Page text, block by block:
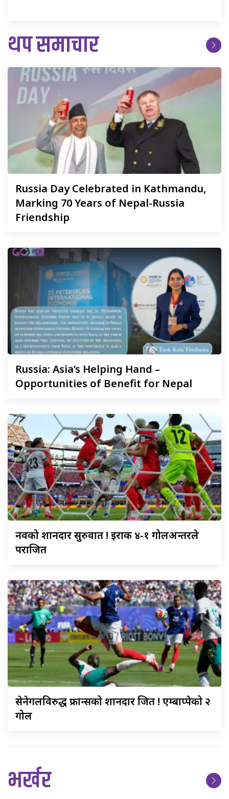
थप समाचार
Russia Day Celebrated in Kathmandu,
Marking 70 Years of Nepal-Russia
Friendship
Russia: Asia’s Helping Hand –
Opportunities of Benefit for Nepal
नर्वेकोशानदार सुरुवात ! इराक ४-१ गोलअन्तरले
पराजित
सेनेगलविरुद्धफ्रान्सको शानदार जित ! एम्बाप्पेको २
गोल
भर्खर